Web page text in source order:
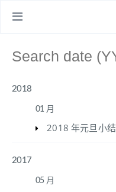
2018
01 月
2018 年元旦小结
2017
05 月